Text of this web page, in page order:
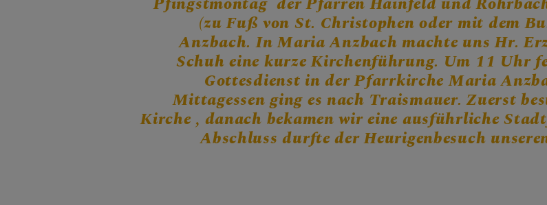
GRUPPEN & RUNDEN
(zu Fuß von St. Christophen oder mit dem
Anzbach. In Maria Anzbach machte uns Hr.
Schuh eine kurze Kirchenführung. Um 11 Uhr
Gottesdienst in der Pfarrkirche Maria
Mittagessen ging es nach Traismauer. Zuerst
Kirche , danach bekamen wir eine ausführliche
Abschluss durfte der Heurigenbesuch